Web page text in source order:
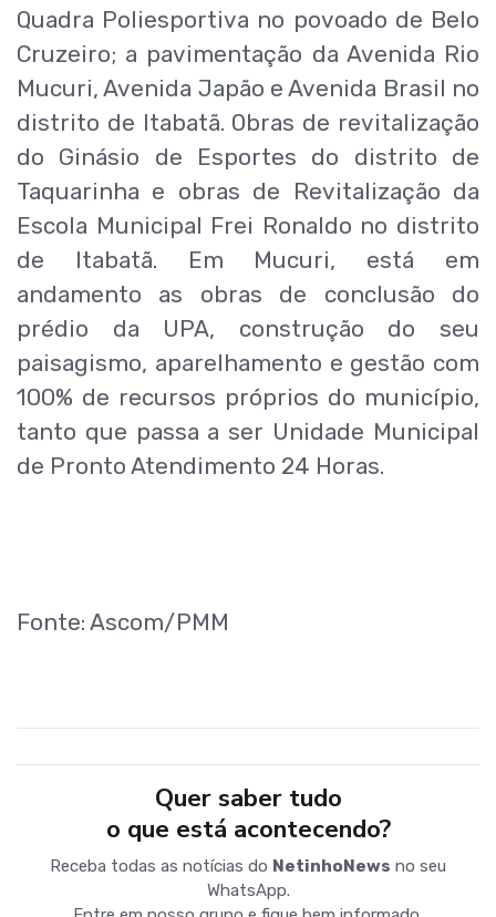
Quadra Poliesportiva no povoado de Belo
Cruzeiro; a pavimentação da Avenida Rio
Mucuri, Avenida Japão e Avenida Brasil no
distrito de Itabatã. Obras de revitalização
do Ginásio de Esportes do distrito de
Taquarinha e obras de Revitalização da
Escola Municipal Frei Ronaldo no distrito
de Itabatã. Em Mucuri, está em
andamento as obras de conclusão do
prédio da UPA, construção do seu
paisagismo, aparelhamento e gestão com
100% de recursos próprios do município,
tanto que passa a ser Unidade Municipal
de Pronto Atendimento 24 Horas.
Fonte: Ascom/PMM
Quer saber tudo
o que está acontecendo?
Receba todas as notícias do NetinhoNews no seu
WhatsApp.